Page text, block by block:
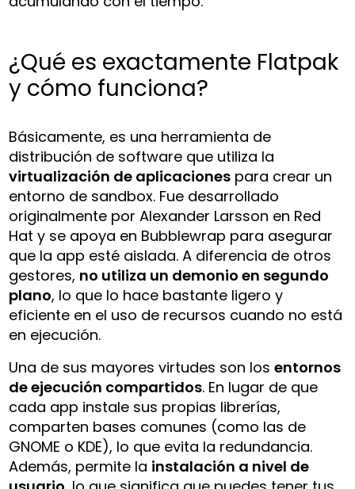
¿Qué es exactamente Flatpak
y cómo funciona?
Básicamente, es una herramienta de
distribución de software que utiliza la
virtualización de aplicaciones para crear un
entorno de sandbox. Fue desarrollado
originalmente por Alexander Larsson en Red
Hat y se apoya en Bubblewrap para asegurar
que la app esté aislada. A diferencia de otros
gestores, no utiliza un demonio en segundo
plano, lo que lo hace bastante ligero y
eficiente en el uso de recursos cuando no está
en ejecución.
Una de sus mayores virtudes son losentornos
de ejecución compartidos. En lugar de que
cada app instale sus propias librerías,
comparten bases comunes (como las de
GNOME o KDE), lo que evita la redundancia.
Además, permite la instalación a nivel de